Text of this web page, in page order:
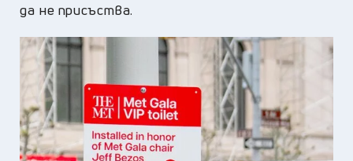
да не присъства.